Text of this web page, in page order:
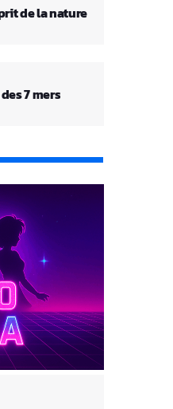
de la nature
7 mers